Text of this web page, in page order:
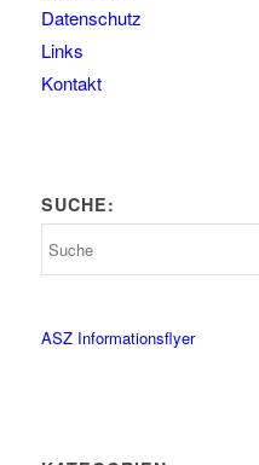
Datenschutz
Links
Kontakt
SUCHE:
ASZ Informationsflyer